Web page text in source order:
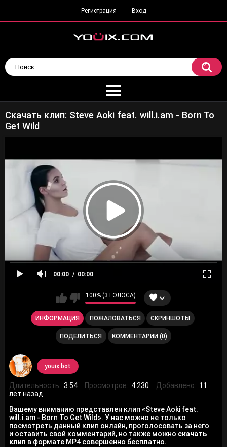
Регистрация Вход
Скачать клип: Steve Aoki feat. will.i.am - Born To
Get Wild
00:00 00:00
100% (3 ГОЛОСА)
ИНФОРМАЦИЯ ПОЖАЛОВАТЬСЯ СКРИНШОТЫ
ПОДЕЛИТЬСЯ КОММЕНТАРИИ (0)
youix.bot
Длительность: 3:54 Просмотров: 4 230 Добавлено: 11
лет назад
Вашему вниманию представлен клип «Steve Aoki feat.
will.i.am - Born To Get Wild». У нас можно не только
посмотреть данный клип онлайн, проголосовать за него
и оставить свой комментарий, но также можно скачать
клип в формате MP4 совершенно бесплатно.